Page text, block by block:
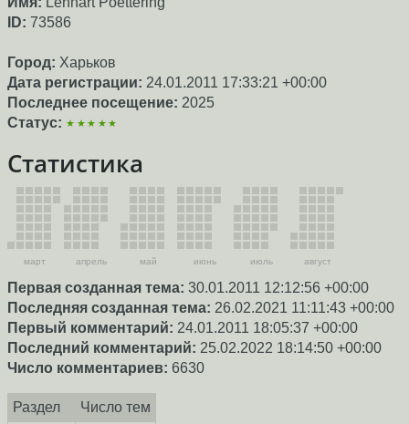
ID: 73586
Город: Харьков
Дата регистрации: 24.01.2011 17:33:21 +00:00
Последнее посещение: 2025
Статус: ★★★★★
Статистика
март апрель май июнь июль август
Первая созданная тема: 30.01.2011 12:12:56 +00:00
Последняя созданная тема: 26.02.2021 11:11:43 +00:00
Первый комментарий: 24.01.2011 18:05:37 +00:00
Последний комментарий: 25.02.2022 18:14:50 +00:00
Число комментариев: 6630
Раздел Число тем